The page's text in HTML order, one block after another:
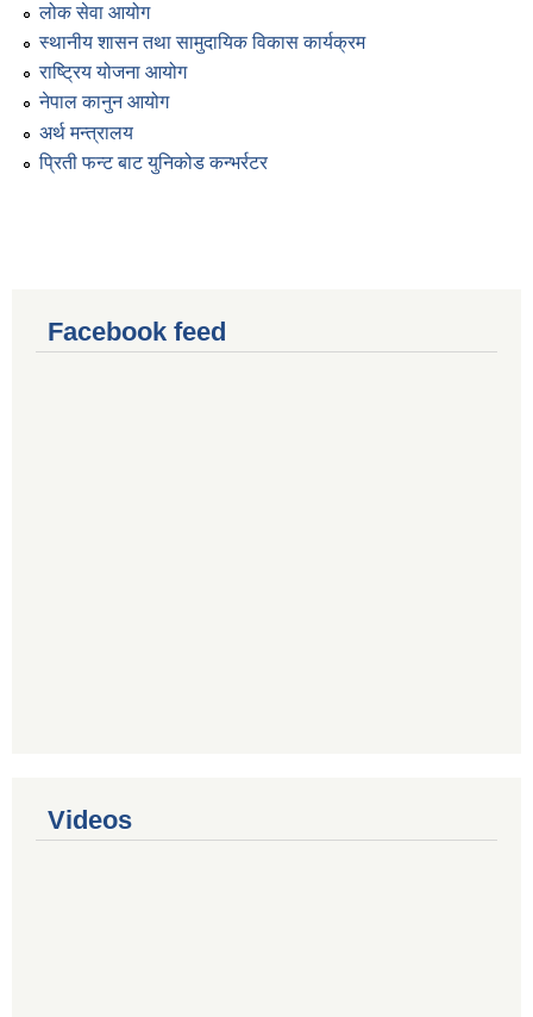
लोक सेवा आयोग
स्थानीय शासन तथा सामुदायिक विकास कार्यक्रम
राष्ट्रिय योजना आयोग
नेपाल कानुन आयोग
अर्थ मन्त्रालय
प्रिती फन्ट बाट युनिकोड कन्भर्रटर
Facebook feed
Videos